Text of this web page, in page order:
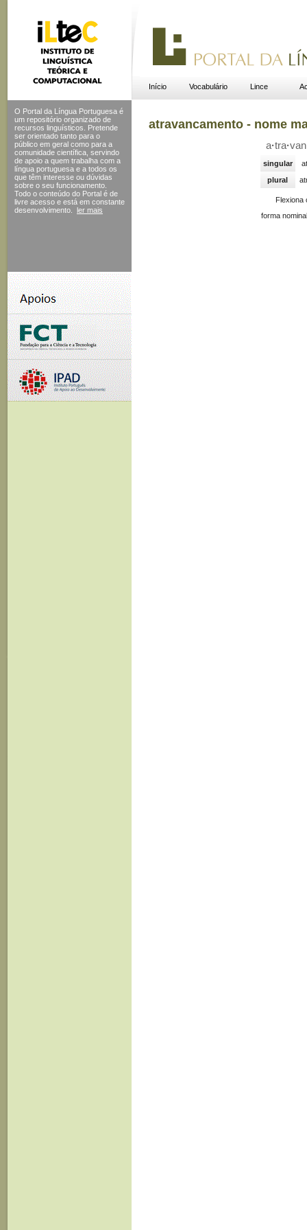
Início Vocabulário Lince
O Portal da Língua Portuguesa é
um repositório organizado de
recursos linguísticos. Pretende
ser orientado tanto para o
público em geral como para a
comunidade científica, servindo
de apoio a quem trabalha com a
língua portuguesa e a todos os
que têm interesse ou dúvidas
sobre o seu funcionamento.
Todo o conteúdo do Portal é de
livre acesso e está em constante
desenvolvimento.
ler mais
atravancamento - nome
a·tra·van
singular
plural
Flexiona
forma